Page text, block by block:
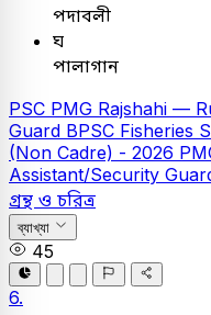
পদাবলী
ঘ
পালাগান
PSC PMG Rajshahi —
Guard BPSC Fisheries
(Non Cadre) - 2026
Assistant/Security
গ্রন্থ ও চরিত্র
ব্যাখ্যা
45
6.